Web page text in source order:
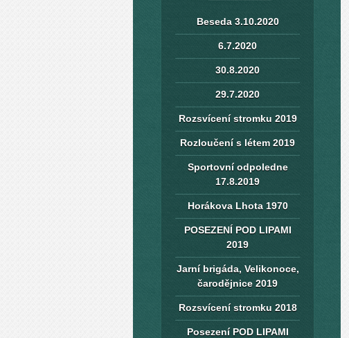
Beseda 3.10.2020
6.7.2020
30.8.2020
29.7.2020
Rozsvícení stromku 2019
Rozloučení s létem 2019
Sportovní odpoledne
17.8.2019
Horákova Lhota 1970
POSEZENÍ POD LIPAMI
2019
Jarní brigáda, Velikonoce,
čarodějnice 2019
Rozsvícení stromku 2018
Posezení POD LIPAMI